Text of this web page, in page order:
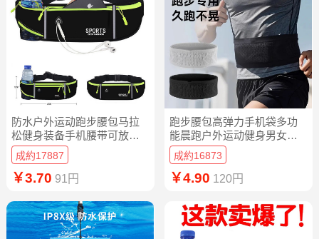
防水户外运动跑步腰包马拉
松健身装备手机腰带可放置
水壶手机腰包
成約17887
￥3.70 91円
跑步腰包高弹力手机袋多功
能晨跑户外运动健身男女工
地马拉松腰带
成約16873
￥4.90 120円